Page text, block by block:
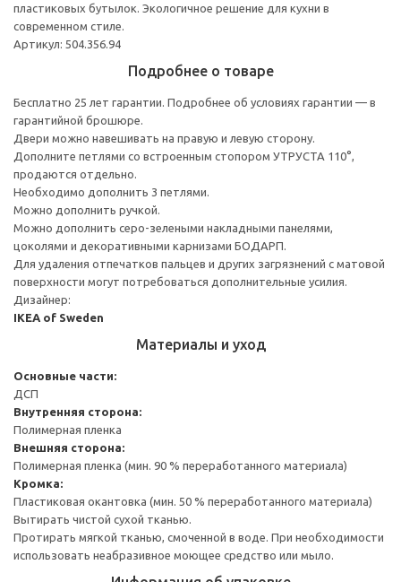
пластиковых бутылок. Экологичное решение для кухни в
современном стиле.
Артикул: 504.356.94
Подробнее о товаре
Бесплатно 25 лет гарантии. Подробнее об условиях гарантии — в
гарантийной брошюре.
Двери можно навешивать на правую и левую сторону.
Дополните петлями со встроенным стопором УТРУСТА 110°,
продаются отдельно.
Необходимо дополнить 3 петлями.
Можно дополнить ручкой.
Можно дополнить серо-зелеными накладными панелями,
цоколями и декоративными карнизами БОДАРП.
Для удаления отпечатков пальцев и других загрязнений с матовой
поверхности могут потребоваться дополнительные усилия.
Дизайнер:
IKEA of Sweden
Материалы и уход
Основные части:
ДСП
Внутренняя сторона:
Полимерная пленка
Внешняя сторона:
Полимерная пленка (мин. 90 % переработанного материала)
Кромка:
Пластиковая окантовка (мин. 50 % переработанного материала)
Вытирать чистой сухой тканью.
Протирать мягкой тканью, смоченной в воде. При необходимости
использовать неабразивное моющее средство или мыло.